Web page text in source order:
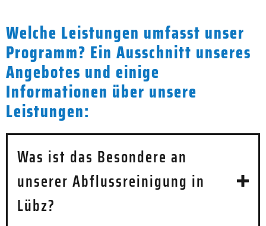
Welche Leistungen umfasst unser
Programm? Ein Ausschnitt unseres
Angebotes und einige
Informationen über unsere
Leistungen:
Was ist das Besondere an
unserer Abflussreinigung in
Lübz?